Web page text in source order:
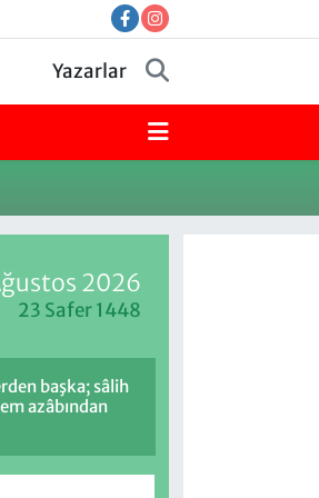
Yazarlar
2026
23 Safer 1448
başka; sâlih
azâbından